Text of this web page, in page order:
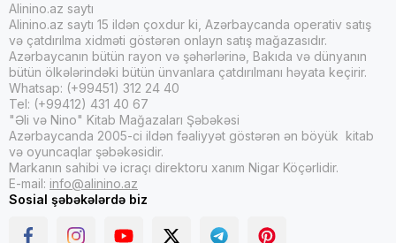
Alinino.az saytı
Alinino.az saytı 15 ildən çoxdur ki, Azərbaycanda operativ satış
və çatdırılma xidməti göstərən onlayn satış mağazasıdır.
Azərbaycanın bütün rayon və şəhərlərinə, Bakıda və dünyanın
bütün ölkələrindəki bütün ünvanlara çatdırılmanı həyata keçirir.
Whatsap: (+99451) 312 24 40
Tel: (+99412) 431 40 67
"Əli və Nino" Kitab Mağazaları Şəbəkəsi
Azərbaycanda 2005-ci ildən fəaliyyət göstərən ən böyük kitab
və oyuncaqlar şəbəkəsidir.
Markanın sahibi və icraçı direktoru xanım Nigar Köçərlidir.
E-mail: info@alinino.az
Sosial şəbəkələrdə biz